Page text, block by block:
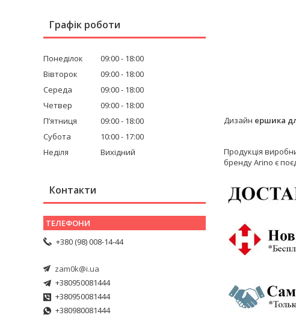
Дизайн ершика
Продукція
бренду Arino є
Графік роботи
Понеділок 09:00
18:00
Вівторок
09:00
18:00
Середа
09:00
18:00
Четвер
09:00
18:00
Пʼятниця
09:00
18:00
Субота
10:00
17:00
Неділя
Вихідний
Контакти
+380 (98) 008-14-44
zam0k@i.ua
+380950081444
+380950081444
+380980081444